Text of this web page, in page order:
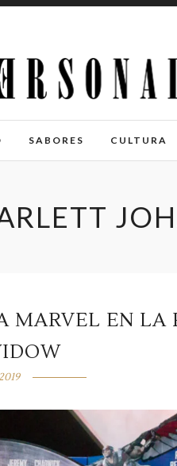
SABORES CULTURA
MARVEL EN LA